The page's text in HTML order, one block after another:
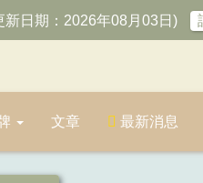
新日期：2026年08月03日)
文章 最新消息